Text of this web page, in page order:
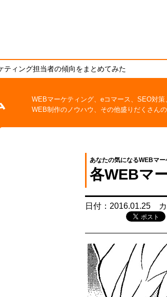
ティング担当者の傾向をまとめてみた
WEBマーケティング、eコマース、SEO対策
WEB制作のノウハウ、その他盛りだくさんの
あなたの気になるWEBマ
各WEBマ
日付： 2016.01.25